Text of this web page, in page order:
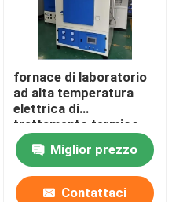
atmosfera
fornace di laboratorio
ad alta temperatura
elettrica di
trattamento termico
1400C con il cavo di
resistenzaMiglior prezzo
Contattaci